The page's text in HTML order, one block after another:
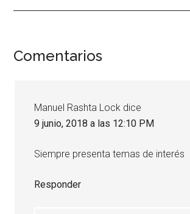
Interacciones
los
lectores
Comentarios
Manuel Rashta Lock dice
9 junio, 2018 a las 12:10 PM
Siempre presenta temas de interés
Responder